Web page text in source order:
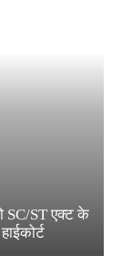
SC/ST एक्ट के